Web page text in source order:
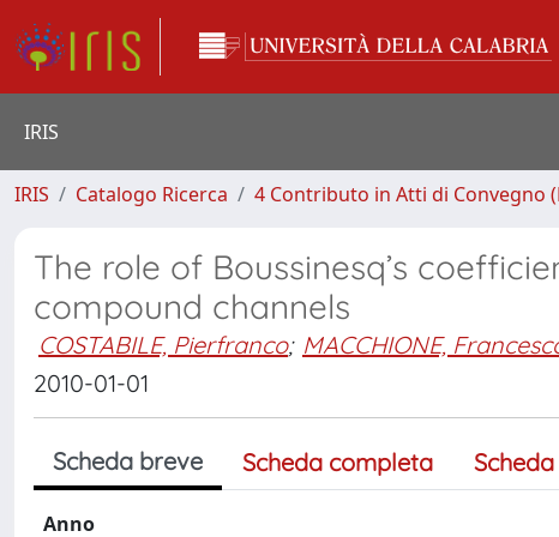
IRIS
IRIS Catalogo Ricerca 4 Contributo in Atti di Convegno
The role of Boussinesq’s
compound channels
COSTABILE, Pierfranco; MACCHIONE,
2010-01-01
Scheda breve Scheda completa
Anno